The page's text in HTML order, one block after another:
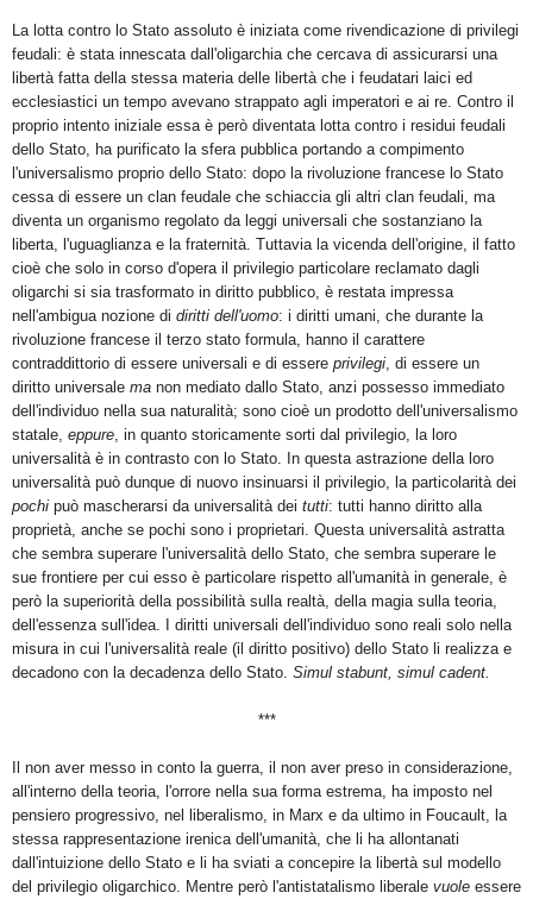
La lotta contro lo Stato assoluto è iniziata come rivendicazione di privilegi
feudali: è stata innescata dall'oligarchia che cercava di assicurarsi una
libertà fatta della stessa materia delle libertà che i feudatari laici ed
ecclesiastici un tempo avevano strappato agli imperatori e ai re. Contro il
proprio intento iniziale essa è però diventata lotta contro i residui feudali
dello Stato, ha purificato la sfera pubblica portando a compimento
l'universalismo proprio dello Stato: dopo la rivoluzione francese lo Stato
cessa di essere un clan feudale che schiaccia gli altri clan feudali, ma
diventa un organismo regolato da leggi universali che sostanziano la
liberta, l'uguaglianza e la fraternità. Tuttavia la vicenda dell'origine, il fatto
cioè che solo in corso d'opera il privilegio particolare reclamato dagli
oligarchi si sia trasformato in diritto pubblico, è restata impressa
nell'ambigua nozione di diritti dell'uomo: i diritti umani, che durante la
rivoluzione francese il terzo stato formula, hanno il carattere
contraddittorio di essere universali e di essere privilegi, di essere un
diritto universale ma non mediato dallo Stato, anzi possesso immediato
dell'individuo nella sua naturalità; sono cioè un prodotto dell'universalismo
statale, eppure, in quanto storicamente sorti dal privilegio, la loro
universalità è in contrasto con lo Stato. In questa astrazione della loro
universalità può dunque di nuovo insinuarsi il privilegio, la particolarità dei
pochi può mascherarsi da universalità dei tutti: tutti hanno diritto alla
proprietà, anche se pochi sono i proprietari. Questa universalità astratta
che sembra superare l'universalità dello Stato, che sembra superare le
sue frontiere per cui esso è particolare rispetto all'umanità in generale, è
però la superiorità della possibilità sulla realtà, della magia sulla teoria,
dell'essenza sull'idea. I diritti universali dell'individuo sono reali solo nella
misura in cui l'universalità reale (il diritto positivo) dello Stato li realizza e
decadono con la decadenza dello Stato. Simul stabunt, simul cadent.
***
Il non aver messo in conto la guerra, il non aver preso in considerazione,
all'interno della teoria, l'orrore nella sua forma estrema, ha imposto nel
pensiero progressivo, nel liberalismo, in Marx e da ultimo in Foucault, la
stessa rappresentazione irenica dell'umanità, che li ha allontanati
dall'intuizione dello Stato e li ha sviati a concepire la libertà sul modello
del privilegio oligarchico. Mentre però l'antistatalismo liberale vuole essere